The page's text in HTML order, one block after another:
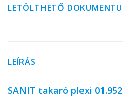
LETÖLTHETŐ
LEÍRÁS
SANIT takaró plexi